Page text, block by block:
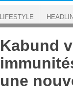
Kabund
une
LIFESTYLE